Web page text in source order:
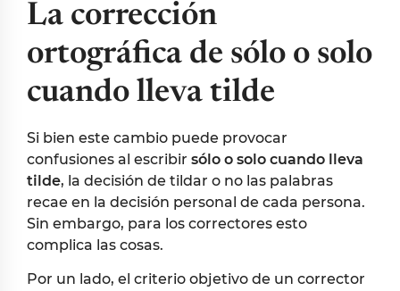
La corrección
ortográfica de sólo o solo
cuando lleva tilde
Si bien este cambio puede provocar
confusiones al escribir sólo o solo cuando lleva
tilde, la decisión de tildar o no las palabras
recae en la decisión personal de cada persona.
Sin embargo, para los correctores esto
complica las cosas.
Por un lado, el criterio objetivo de un corrector